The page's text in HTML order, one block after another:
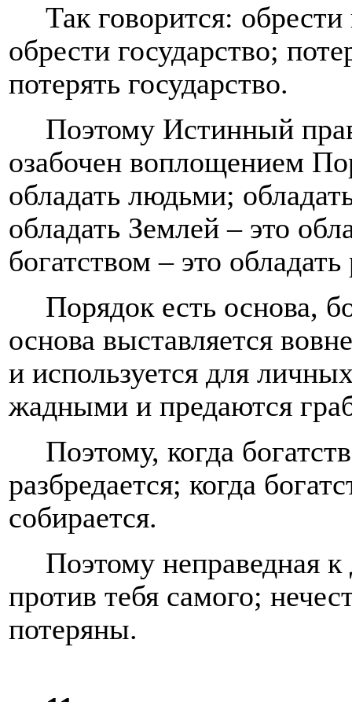
Так говорится:
обрести государство;
потерять государство.
Поэтому Истинный
озабочен воплощением
обладать людьми;
обладать Землей – это
богатством – это
Порядок есть основа,
основа выставляется
и используется для
жадными и предаются
Поэтому, когда
разбредается; когда
собирается.
Поэтому неправедная
против тебя самого;
потеряны.